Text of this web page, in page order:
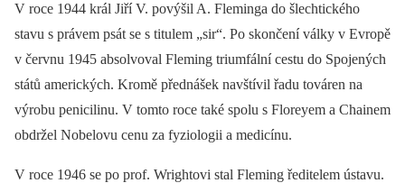
V roce 1944 král Jiří V. povýšil A. Fleminga do šlechtického
stavu s právem psát se s titulem „sir“. Po skončení války v Evropě
v červnu 1945 absolvoval Fleming triumfální cestu do Spojených
států amerických. Kromě přednášek navštívil řadu továren na
výrobu penicilinu. V tomto roce také spolu s Floreyem a Chainem
obdržel Nobelovu cenu za fyziologii a medicínu.
V roce 1946 se po prof. Wrightovi stal Fleming ředitelem ústavu.